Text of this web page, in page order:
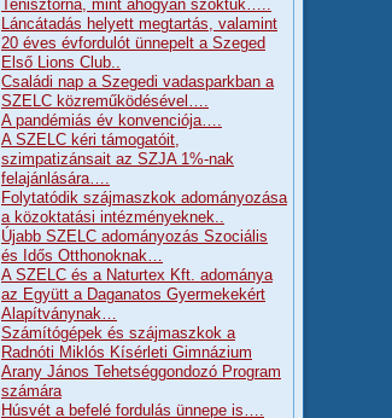
Tenisztorna, mint ahogyan szoktuk…..
Láncátadás helyett megtartás, valamint
20 éves évfordulót ünnepelt a Szeged
Első Lions Club..
Családi nap a Szegedi vadasparkban a
SZELC közreműködésével….
A pandémiás év konvenciója….
A SZELC kéri támogatóit,
szimpatizánsait az SZJA 1%-nak
felajánlására….
Folytatódik szájmaszkok adományozása
a közoktatási intézményeknek..
Újabb SZELC adományozás Szociális
és Idős Otthonoknak…
A SZELC és a Naturtex Kft. adománya
az Együtt a Daganatos Gyermekekért
Alapítványnak…
Számítógépek és szájmaszkok a
Radnóti Miklós Kísérleti Gimnázium
Arany János Tehetséggondozó Program
számára
Húsvét a befelé fordulás ünnepe is….